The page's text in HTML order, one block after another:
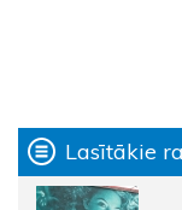
Lasītākie